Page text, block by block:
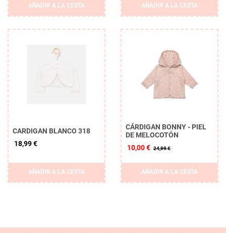
AÑADIR A LA CESTA AÑADIR A LA CESTA
CARDIGAN BLANCO 318
18,99 €
AÑADIR A LA CESTA
CÁRDIGAN BONNY - PIEL
DE MELOCOTÓN
10,00 € 24,99 €
AÑADIR A LA CESTA